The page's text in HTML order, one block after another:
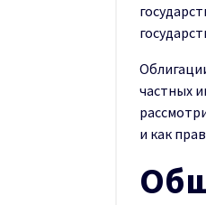
частных
и как